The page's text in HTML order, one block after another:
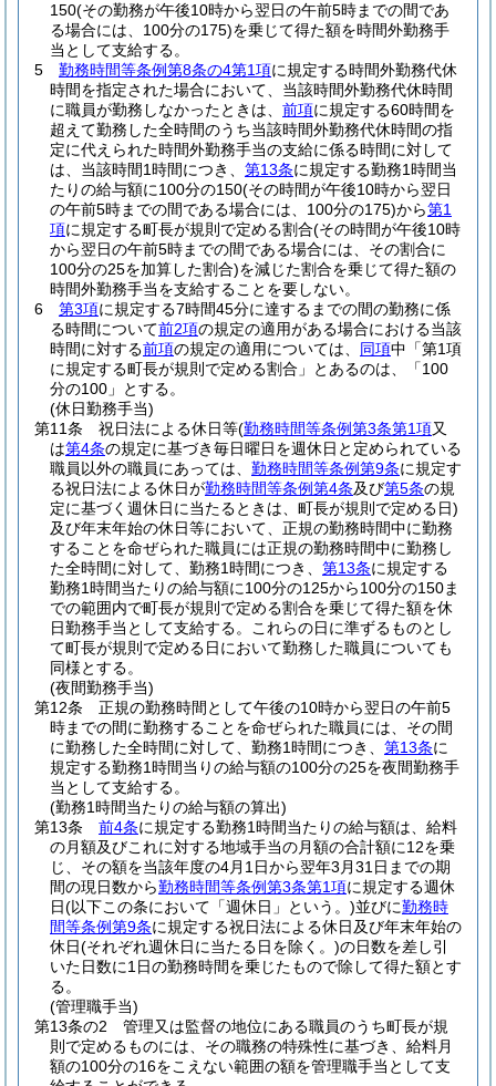
150(その勤務が午後10時から翌日の午前5時までの間であ
る場合には、100分の175)を乗じて得た額を時間外勤務手
当として支給する。
5
勤務時間等条例第8条の4第1項に規定する時間外勤務代休
時間を指定された場合において、当該時間外勤務代休時間
に職員が勤務しなかったときは、 前項に規定する60時間を
超えて勤務した全時間のうち当該時間外勤務代休時間の指
定に代えられた時間外勤務手当の支給に係る時間に対して
は、当該時間1時間につき、 第13条に規定する勤務1時間当
たりの給与額に100分の150(その時間が午後10時から翌日
の午前5時までの間である場合には、100分の175)から第1
項に規定する町長が規則で定める割合(その時間が午後10時
から翌日の午前5時までの間である場合には、その割合に
100分の25を加算した割合)を減じた割合を乗じて得た額の
時間外勤務手当を支給することを要しない。
6
第3項に規定する7時間45分に達するまでの間の勤務に係
る時間について前2項の規定の適用がある場合における当該
時間に対する前項の規定の適用については、 同項中「第1項
に規定する町長が規則で定める割合」とあるのは、「100
分の100」とする。
(休日勤務手当)
第11条
祝日法による休日等(勤務時間等条例第3条第1項又
は第4条の規定に基づき毎日曜日を週休日と定められている
職員以外の職員にあっては、 勤務時間等条例第9条に規定す
る祝日法による休日が勤務時間等条例第4条及び第5条の規
定に基づく週休日に当たるときは、町長が規則で定める日)
及び年末年始の休日等において、正規の勤務時間中に勤務
することを命ぜられた職員には正規の勤務時間中に勤務し
た全時間に対して、勤務1時間につき、 第13条に規定する
勤務1時間当たりの給与額に100分の125から100分の150ま
での範囲内で町長が規則で定める割合を乗じて得た額を休
日勤務手当として支給する。
これらの日に準ずるものとし
て町長が規則で定める日において勤務した職員についても
同様とする。
(夜間勤務手当)
第12条
正規の勤務時間として午後の10時から翌日の午前5
時までの間に勤務することを命ぜられた職員には、その間
に勤務した全時間に対して、勤務1時間につき、 第13条に
規定する勤務1時間当りの給与額の100分の25を夜間勤務手
当として支給する。
(勤務1時間当たりの給与額の算出)
第13条
前4条に規定する勤務1時間当たりの給与額は、給料
の月額及びこれに対する地域手当の月額の合計額に12を乗
じ、その額を当該年度の4月1日から翌年3月31日までの期
間の現日数から勤務時間等条例第3条第1項に規定する週休
日(以下この条において「週休日」という。)並びに勤務時
間等条例第9条に規定する祝日法による休日及び年末年始の
休日(それぞれ週休日に当たる日を除く。)の日数を差し引
いた日数に1日の勤務時間を乗じたもので除して得た額とす
る。
(管理職手当)
第13条の2
管理又は監督の地位にある職員のうち町長が規
則で定めるものには、その職務の特殊性に基づき、給料月
額の100分の16をこえない範囲の額を管理職手当として支